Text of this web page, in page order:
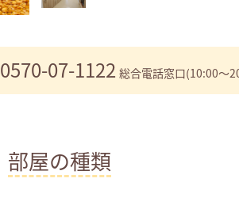
0570-07-1122 総合電話窓口(10:00～
部屋の種類